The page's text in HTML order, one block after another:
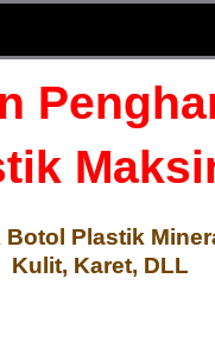
Plastik
Kulit, Karet, DLL